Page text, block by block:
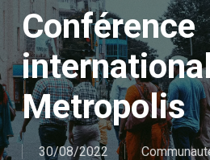
Conférence
Metropolis
30/08/2022